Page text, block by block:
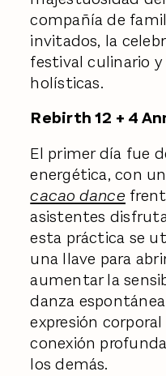
compañía de
invitados, la
festival culinario y
holísticas.
Rebirth 12 + 4
El primer día fue
energética, con
cacao dance
asistentes
esta práctica se
una llave para
aumentar la
danza
expresión
conexión
los demás.